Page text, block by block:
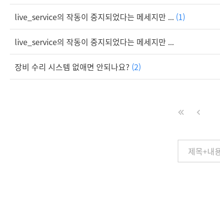
live_service의 작동이 중지되었다는 메세지만 ... (1)
live_service의 작동이 중지되었다는 메세지만 ...
장비 수리 시스템 없애면 안되나요? (2)